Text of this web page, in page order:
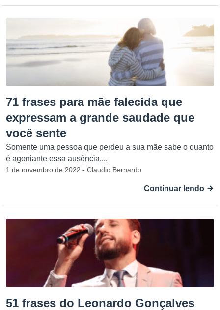
71 frases para mãe falecida que
expressam a grande saudade que
você sente
Somente uma pessoa que perdeu a sua mãe sabe o quanto
é agoniante essa ausência....
1 de novembro de 2022 - Claudio Bernardo
Continuar lendo
51 frases do Leonardo Gonçalves